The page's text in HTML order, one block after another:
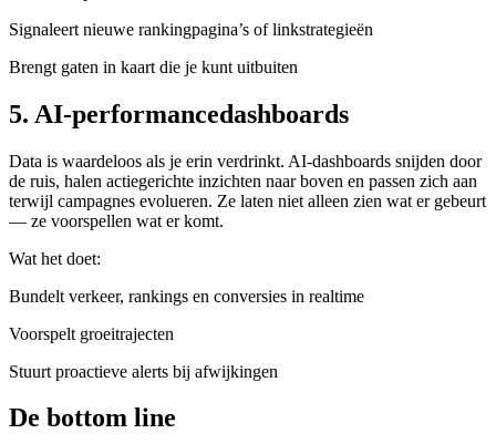
Signaleert nieuwe rankingpagina’s of linkstrategieën
Brengt gaten in kaart die je kunt uitbuiten
5. AI-performancedashboards
Data is waardeloos als je erin verdrinkt. AI-dashboards snijden door
de ruis, halen actiegerichte inzichten naar boven en passen zich aan
terwijl campagnes evolueren. Ze laten niet alleen zien wat er gebeurt
— ze voorspellen wat er komt.
Wat het doet:
Bundelt verkeer, rankings en conversies in realtime
Voorspelt groeitrajecten
Stuurt proactieve alerts bij afwijkingen
De bottom line